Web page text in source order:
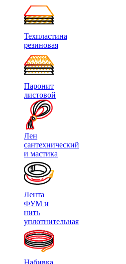
Техпластина
резиновая
Паронит
листовой
Лен
сантехнический
и мастика
Лента
ФУМ и
нить
уплотнительная
Набивка